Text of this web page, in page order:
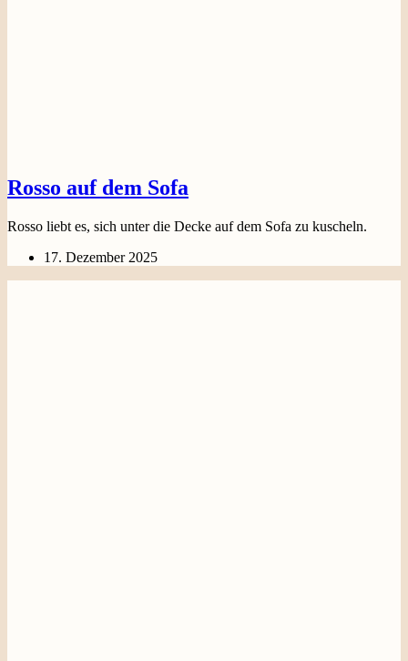
Rosso auf dem Sofa
Rosso liebt es, sich unter die Decke auf dem Sofa zu kuscheln.
17. Dezember 2025